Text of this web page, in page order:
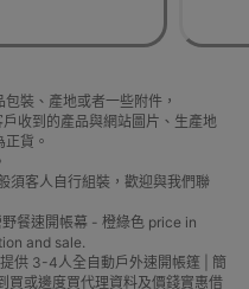
裝、產地或者一些附件，
收到的產品與網站圖片、生產地
貨。
須客人自行組裝，歡迎與我們聯
餐速開帳幕 - 橙綠色 price in
and sale.
供 3-4人全自動戶外速開帳篷 | 簡
買或邊度買代理資料及價錢實惠借